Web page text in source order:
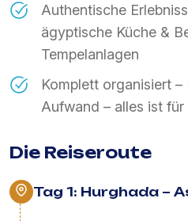
Authentische
ägyptische Küche &
Tempelanlagen
Komplett organisiert –
Aufwand – alles ist für
Die Reiseroute
Tag 1: Hurghada –